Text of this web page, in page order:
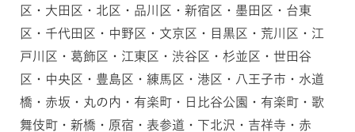
区・大田区・北区・品川区・新宿区・墨田区・台東
区・千代田区・中野区・文京区・目黒区・荒川区・江
戸川区・葛飾区・江東区・渋谷区・杉並区・世田谷
区・中央区・豊島区・練馬区・港区・八王子市・水道
橋・赤坂・丸の内・有楽町・日比谷公園・有楽町・歌
舞伎町・新橋・原宿・表参道・下北沢・吉祥寺・赤